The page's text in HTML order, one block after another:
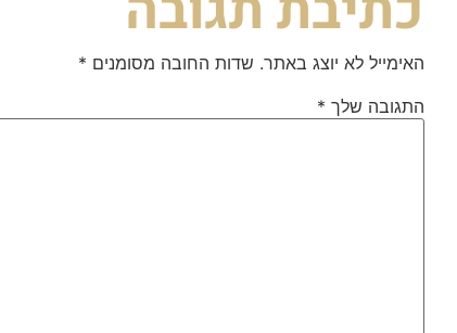
האימייל לא יוצג באתר. שדות החובה מסומנים *
התגובה שלך *